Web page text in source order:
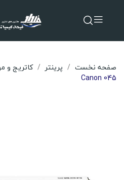
صفحه نخست پرینتر کاتریج و
Canon 045